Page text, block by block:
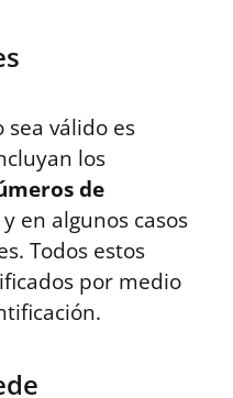
válido es
los
de
y en algunos casos
Todos estos
por medio